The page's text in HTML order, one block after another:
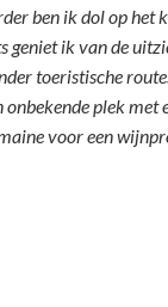
ben ik dol op het
geniet ik van de
toeristische
onbekende plek
voor een